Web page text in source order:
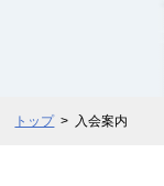
トップ 入会案内